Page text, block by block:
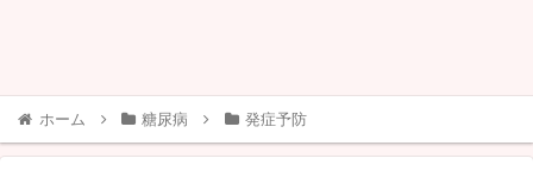
ホーム 糖尿病 発症予防